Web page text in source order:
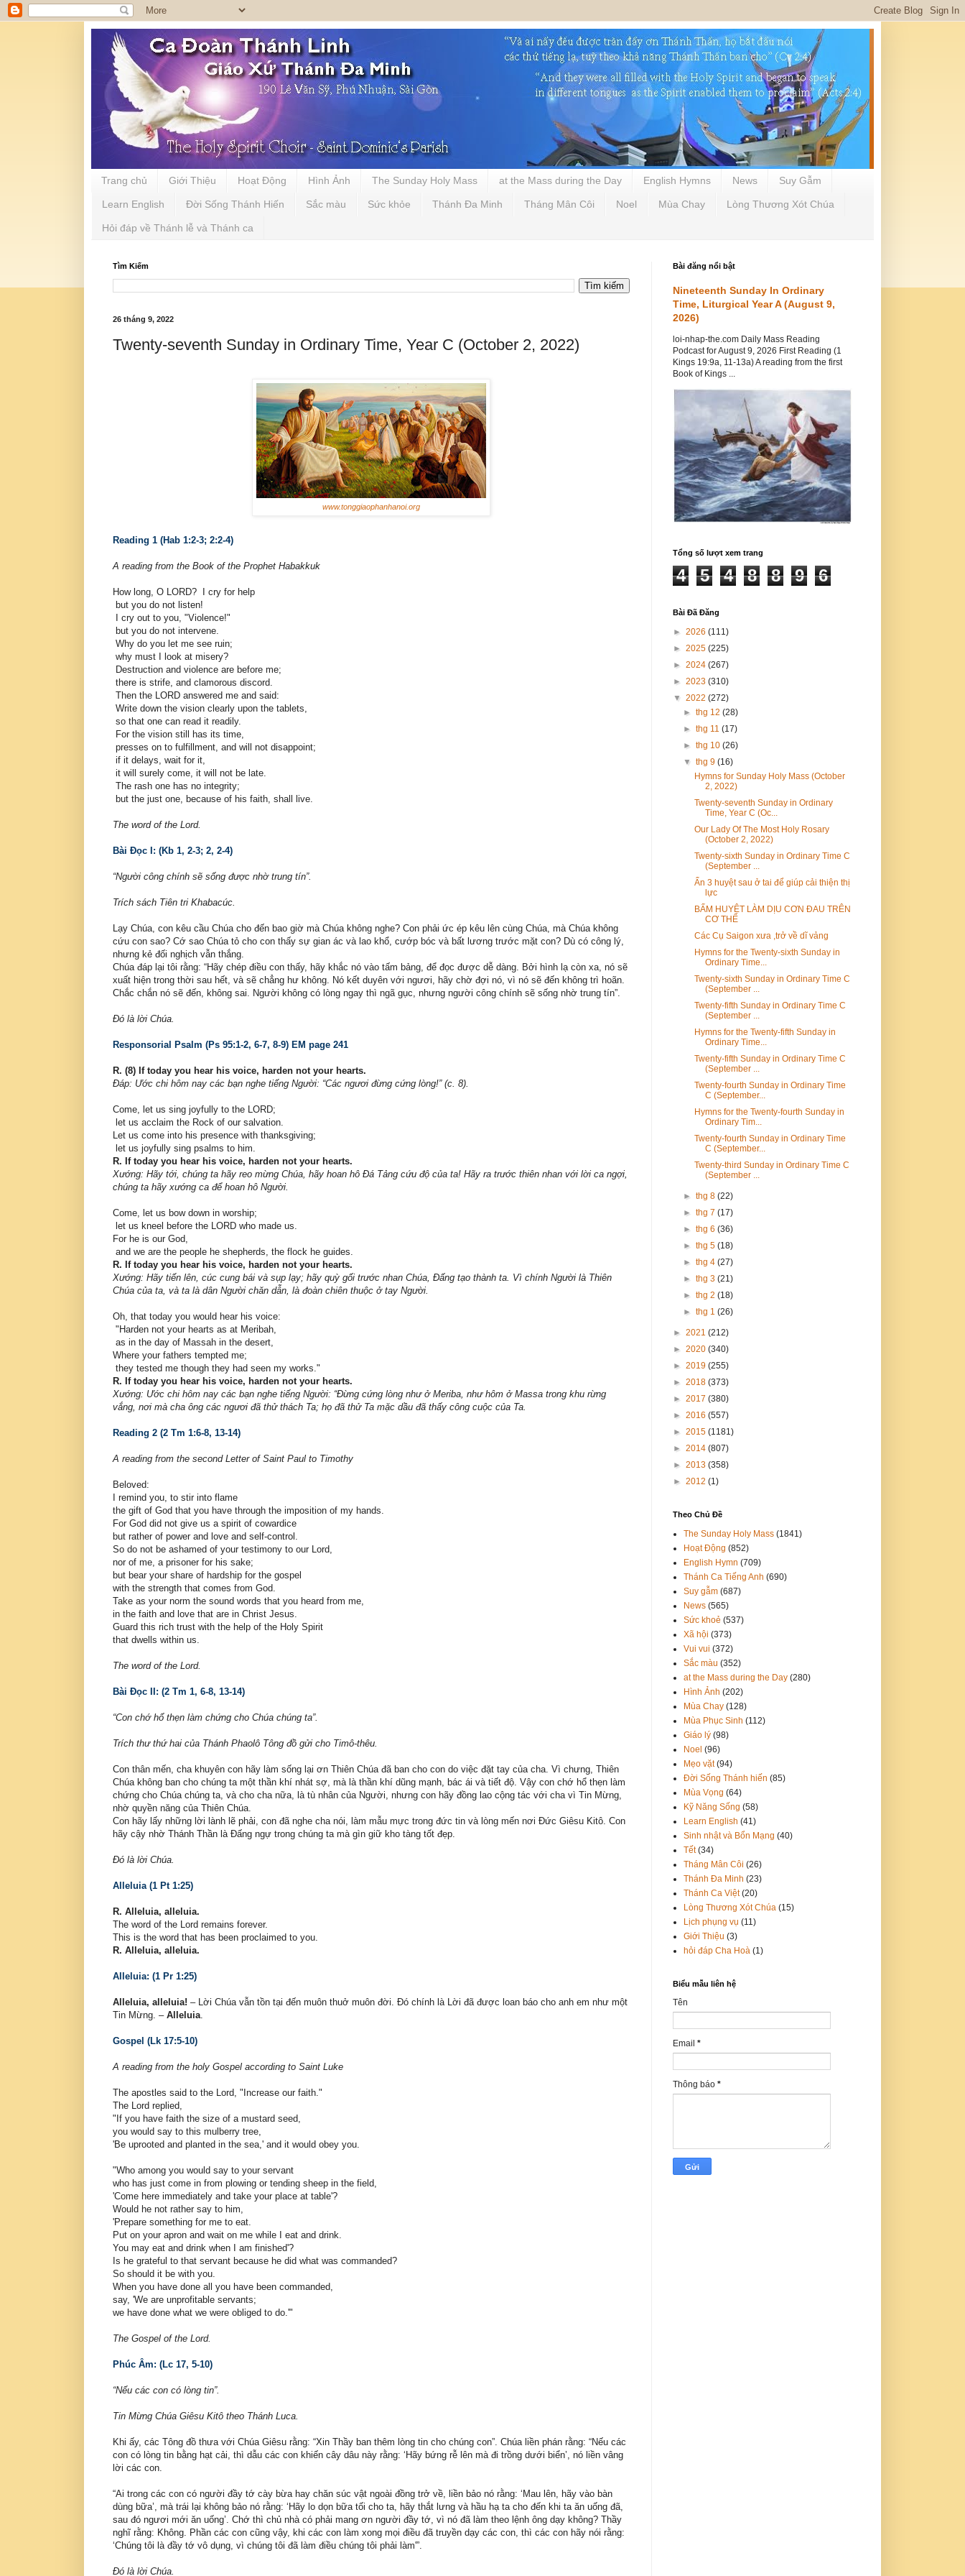
Trang chủ Giới Thiệu Hoạt Động Hình Ảnh The Sunday Holy Mass at the Mass during the Day English Hymns News Suy Gẫm
Learn English Đời Sống Thánh Hiến Sắc màu Sức khỏe Thánh Đa Minh Tháng Mân Côi Noel Mùa Chay Lòng Thương Xót Chúa
Hỏi đáp về Thánh lễ và Thánh ca
Tìm Kiếm
26 tháng 9, 2022
Twenty-seventh Sunday in Ordinary Time, Year C (October 2, 2022)
www.tonggiaophanhanoi.org
Reading 1 (Hab 1:2-3; 2:2-4)
A reading from the Book of the Prophet Habakkuk
How long, O LORD? I cry for help
but you do not listen!
I cry out to you, "Violence!"
but you do not intervene.
Why do you let me see ruin;
why must I look at misery?
Destruction and violence are before me;
there is strife, and clamorous discord.
Then the LORD answered me and said:
Write down the vision clearly upon the tablets,
so that one can read it readily.
For the vision still has its time,
presses on to fulfillment, and will not disappoint;
if it delays, wait for it,
it will surely come, it will not be late.
The rash one has no integrity;
but the just one, because of his faith, shall live.
The word of the Lord.
Bài Ðọc I: (Kb 1, 2-3; 2, 2-4)
“Người công chính sẽ sống được nhờ trung tín”.
Trích sách Tiên tri Khabacúc.
Lạy Chúa, con kêu cầu Chúa cho đến bao giờ mà Chúa không nghe? Con phải ức ép kêu lên cùng Chúa, mà Chúa không
cứu con sao? Cớ sao Chúa tỏ cho con thấy sự gian ác và lao khổ, cướp bóc và bất lương trước mặt con? Dù có công lý,
nhưng kẻ đối nghịch vẫn thắng.
Chúa đáp lại tôi rằng: “Hãy chép điều con thấy, hãy khắc nó vào tấm bảng, để đọc được dễ dàng. Bởi hình lạ còn xa, nó sẽ
xuất hiện trong thời sau hết, và sẽ chẳng hư không. Nó kết duyên với ngươi, hãy chờ đợi nó, vì nó sẽ đến không trì hoãn.
Chắc chắn nó sẽ đến, không sai. Người không có lòng ngay thì ngã gục, nhưng người công chính sẽ sống nhờ trung tín”.
Ðó là lời Chúa.
Responsorial Psalm (Ps 95:1-2, 6-7, 8-9) EM page 241
R. (8) If today you hear his voice, harden not your hearts.
Ðáp: Ước chi hôm nay các bạn nghe tiếng Người: “Các ngươi đừng cứng lòng!” (c. 8).
Come, let us sing joyfully to the LORD;
let us acclaim the Rock of our salvation.
Let us come into his presence with thanksgiving;
let us joyfully sing psalms to him.
R. If today you hear his voice, harden not your hearts.
Xướng: Hãy tới, chúng ta hãy reo mừng Chúa, hãy hoan hô Ðá Tảng cứu độ của ta! Hãy ra trước thiên nhan với lời ca ngợi,
chúng ta hãy xướng ca để hoan hô Người.
Come, let us bow down in worship;
let us kneel before the LORD who made us.
For he is our God,
and we are the people he shepherds, the flock he guides.
R. If today you hear his voice, harden not your hearts.
Xướng: Hãy tiến lên, cúc cung bái và sụp lạy; hãy quỳ gối trước nhan Chúa, Ðấng tạo thành ta. Vì chính Người là Thiên
Chúa của ta, và ta là dân Người chăn dẫn, là đoàn chiên thuộc ở tay Người.
Oh, that today you would hear his voice:
"Harden not your hearts as at Meribah,
as in the day of Massah in the desert,
Where your fathers tempted me;
they tested me though they had seen my works."
R. If today you hear his voice, harden not your hearts.
Xướng: Ước chi hôm nay các bạn nghe tiếng Người: “Ðừng cứng lòng như ở Meriba, như hôm ở Massa trong khu rừng
vắng, nơi mà cha ông các ngươi đã thử thách Ta; họ đã thử Ta mặc dầu đã thấy công cuộc của Ta.
Reading 2 (2 Tm 1:6-8, 13-14)
A reading from the second Letter of Saint Paul to Timothy
Beloved:
I remind you, to stir into flame
the gift of God that you have through the imposition of my hands.
For God did not give us a spirit of cowardice
but rather of power and love and self-control.
So do not be ashamed of your testimony to our Lord,
nor of me, a prisoner for his sake;
but bear your share of hardship for the gospel
with the strength that comes from God.
Take as your norm the sound words that you heard from me,
in the faith and love that are in Christ Jesus.
Guard this rich trust with the help of the Holy Spirit
that dwells within us.
The word of the Lord.
Bài Ðọc II: (2 Tm 1, 6-8, 13-14)
“Con chớ hổ thẹn làm chứng cho Chúa chúng ta”.
Trích thư thứ hai của Thánh Phaolô Tông đồ gửi cho Timô-thêu.
Con thân mến, cha khuyên con hãy làm sống lại ơn Thiên Chúa đã ban cho con do việc đặt tay của cha. Vì chưng, Thiên
Chúa không ban cho chúng ta một thần khí nhát sợ, mà là thần khí dũng mạnh, bác ái và tiết độ. Vậy con chớ hổ thẹn làm
chứng cho Chúa chúng ta, và cho cha nữa, là tù nhân của Người, nhưng con hãy đồng lao cộng tác với cha vì Tin Mừng,
nhờ quyền năng của Thiên Chúa.
Con hãy lấy những lời lành lẽ phải, con đã nghe cha nói, làm mẫu mực trong đức tin và lòng mến nơi Ðức Giêsu Kitô. Con
hãy cậy nhờ Thánh Thần là Ðấng ngự trong chúng ta mà gìn giữ kho tàng tốt đẹp.
Ðó là lời Chúa.
Alleluia (1 Pt 1:25)
R. Alleluia, alleluia.
The word of the Lord remains forever.
This is the word that has been proclaimed to you.
R. Alleluia, alleluia.
Alleluia: (1 Pr 1:25)
Alleluia, alleluia! – Lời Chúa vẫn tồn tại đến muôn thuở muôn đời. Đó chính là Lời đã được loan báo cho anh em như một
Tin Mừng. – Alleluia
Gospel (Lk 17:5-10)
A reading from the holy Gospel according to Saint Luke
The apostles said to the Lord, "Increase our faith."
The Lord replied,
"If you have faith the size of a mustard seed,
you would say to this mulberry tree,
'Be uprooted and planted in the sea,' and it would obey you.
"Who among you would say to your servant
who has just come in from plowing or tending sheep in the field,
'Come here immediately and take your place at table'?
Would he not rather say to him,
'Prepare something for me to eat.
Put on your apron and wait on me while I eat and drink.
You may eat and drink when I am finished'?
Is he grateful to that servant because he did what was commanded?
So should it be with you.
When you have done all you have been commanded,
say, 'We are unprofitable servants;
we have done what we were obliged to do.'"
The Gospel of the Lord.
Phúc Âm: (Lc 17, 5-10)
“Nếu các con có lòng tin”.
Tin Mừng Chúa Giêsu Kitô theo Thánh Luca.
Khi ấy, các Tông đồ thưa với Chúa Giêsu rằng: “Xin Thầy ban thêm lòng tin cho chúng con”. Chúa liền phán rằng: “Nếu các
con có lòng tin bằng hạt cải, thì dẫu các con khiến cây dâu này rằng: ‘Hãy bứng rễ lên mà đi trồng dưới biển’, nó liền vâng
lời các con.
“Ai trong các con có người đầy tớ cày bừa hay chăn súc vật ngoài đồng trở về, liền bảo nó rằng: ‘Mau lên, hãy vào bàn
dùng bữa’, mà trái lại không bảo nó rằng: ‘Hãy lo dọn bữa tối cho ta, hãy thắt lưng và hầu hạ ta cho đến khi ta ăn uống đã,
sau đó ngươi mới ăn uống’. Chớ thì chủ nhà có phải mang ơn người đầy tớ, vì nó đã làm theo lệnh ông dạy không? Thầy
nghĩ rằng: Không. Phần các con cũng vậy, khi các con làm xong mọi điều đã truyền dạy các con, thì các con hãy nói rằng:
‘Chúng tôi là đầy tớ vô dụng, vì chúng tôi đã làm điều chúng tôi phải làm'”.
Ðó là lời Chúa.
Bài đăng nổi bật
Nineteenth Sunday In Ordinary
Time, Liturgical Year A (August 9,
2026)
loi-nhap-the.com Daily Mass Reading
Podcast for August 9, 2026 First Reading (1
Kings 19:9a, 11-13a) A reading from the first
Book of Kings ...
Tổng số lượt xem trang
4 5 4 8 8 9 6
Bài Đã Đăng
► 2026 (111)
► 2025 (225)
► 2024 (267)
► 2023 (310)
▼ 2022 (272)
►thg 12(28)
►thg 11(17)
►thg 10(26)
▼thg 9(16)
Hymns for Sunday Holy Mass (October
2, 2022)
Twenty-seventh Sunday in Ordinary
Time, Year C (Oc...
Our Lady Of The Most Holy Rosary
(October 2, 2022)
Twenty-sixth Sunday in Ordinary Time C
(September ...
Ấn 3 huyệt sau ở tai để giúp cải thiện thị
lực
BẤM HUYỆT LÀM DỊU CƠN ĐAU TRÊN
CƠ THỂ
Các Cụ Saigon xưa ,trở về dĩ vảng
Hymns for the Twenty-sixth Sunday in
Ordinary Time...
Twenty-sixth Sunday in Ordinary Time C
(September ...
Twenty-fifth Sunday in Ordinary Time C
(September ...
Hymns for the Twenty-fifth Sunday in
Ordinary Time...
Twenty-fifth Sunday in Ordinary Time C
(September ...
Twenty-fourth Sunday in Ordinary Time
C (September...
Hymns for the Twenty-fourth Sunday in
Ordinary Tim...
Twenty-fourth Sunday in Ordinary Time
C (September...
Twenty-third Sunday in Ordinary Time C
(September ...
►thg 8(22)
►thg 7(17)
►thg 6(36)
►thg 5(18)
►thg 4(27)
►thg 3(21)
►thg 2(18)
►thg 1(26)
► 2021 (212)
► 2020 (340)
► 2019 (255)
► 2018 (373)
► 2017 (380)
► 2016 (557)
► 2015 (1181)
► 2014 (807)
► 2013 (358)
► 2012 (1)
Theo Chủ Đề
The Sunday Holy Mass (1841)
Hoạt Động (852)
English Hymn (709)
Thánh Ca Tiếng Anh (690)
Suy gẫm (687)
News (565)
Sức khoẻ (537)
Xã hội (373)
Vui vui (372)
Sắc màu (352)
at the Mass during the Day (280)
Hình Ảnh (202)
Mùa Chay (128)
Mùa Phục Sinh (112)
Giáo lý (98)
Noel (96)
Mẹo vặt (94)
Đời Sống Thánh hiến (85)
Mùa Vọng (64)
Kỹ Năng Sống (58)
Learn English (41)
Sinh nhật và Bổn Mạng (40)
Tết (34)
Tháng Mân Côi (26)
Thánh Đa Minh (23)
Thánh Ca Việt (20)
Lòng Thương Xót Chúa (15)
Lịch phụng vụ (11)
Giới Thiệu (3)
hỏi đáp Cha Hoà (1)
Biểu mẫu liên hệ
Tên
Email *
Thông báo *